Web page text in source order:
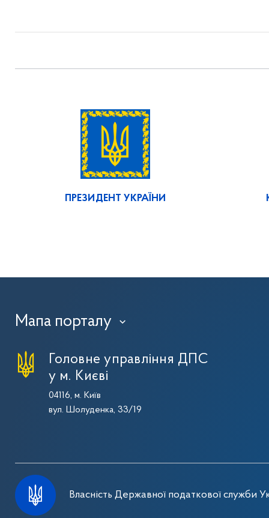
ПРЕЗИДЕНТ УКРАЇНИ
Мапа порталу ›
Головне управління ДПС
у м. Києві
04116, м. Київ
вул. Шолуденка, 33/19
Власність Державної податкової служби